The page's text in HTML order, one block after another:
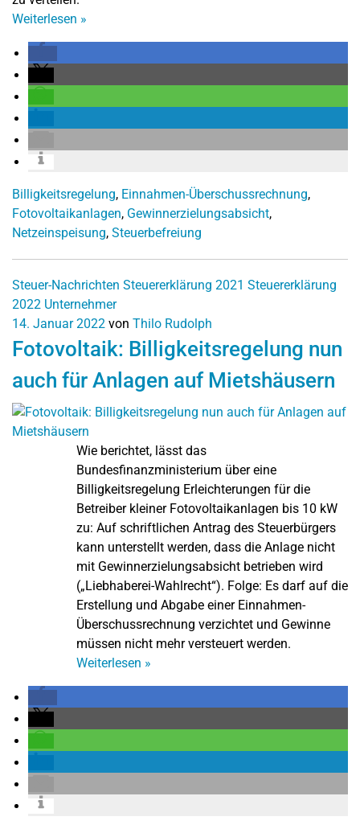
Weiterlesen »
Billigkeitsregelung, Einnahmen-Überschussrechnung,
Fotovoltaikanlagen, Gewinnerzielungsabsicht,
Netzeinspeisung, Steuerbefreiung
Steuer-Nachrichten Steuererklärung 2021 Steuererklärung
2022 Unternehmer
14. Januar 2022 von Thilo Rudolph
Fotovoltaik: Billigkeitsregelung nun
auch für Anlagen auf Mietshäusern
Wie berichtet, lässt das
Bundesfinanzministerium über eine
Billigkeitsregelung Erleichterungen für die
Betreiber kleiner Fotovoltaikanlagen bis 10 kW
zu: Auf schriftlichen Antrag des Steuerbürgers
kann unterstellt werden, dass die Anlage nicht
mit Gewinnerzielungsabsicht betrieben wird
(„Liebhaberei-Wahlrecht“). Folge: Es darf auf die
Erstellung und Abgabe einer Einnahmen-
Überschussrechnung verzichtet und Gewinne
müssen nicht mehr versteuert werden.
Weiterlesen »